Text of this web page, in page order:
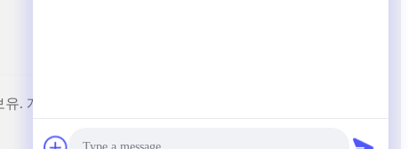
유. 개인정보 보호 정책